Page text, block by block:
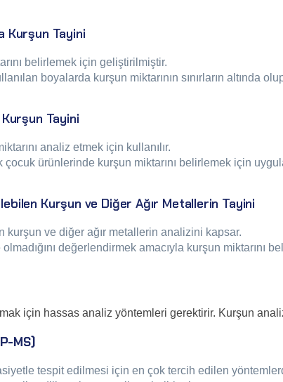
Kurşun Tayini
belirlemek için geliştirilmiştir.
boyalarda kurşun miktarının sınırların altında
Tayini
analiz etmek için kullanılır.
ürünlerinde kurşun miktarını belirlemek için
Kurşun ve Diğer Ağır Metallerin Tayini
ve diğer ağır metallerin analizini kapsar.
değerlendirmek amacıyla kurşun miktarını
için hassas analiz yöntemleri gerektirir. Kurşun
MS)
tespit edilmesi için en çok tercih edilen